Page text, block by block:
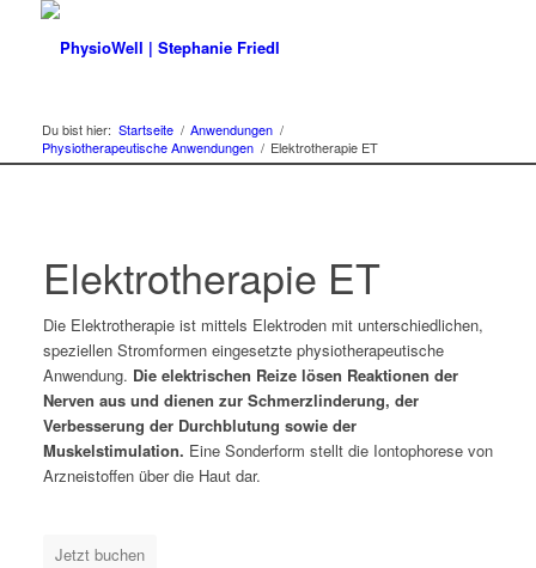
Du bist hier: Startseite / Anwendungen /
Physiotherapeutische Anwendungen / Elektrotherapie ET
Elektrotherapie ET
Die Elektrotherapie ist mittels Elektroden mit unterschiedlichen,
speziellen Stromformen eingesetzte physiotherapeutische
Anwendung. Die elektrischen Reize lösen Reaktionen der
Nerven aus und dienen zur Schmerzlinderung, der
Verbesserung der Durchblutung sowie der
Muskelstimulation. Eine Sonderform stellt die Iontophorese von
Arzneistoffen über die Haut dar.
Jetzt buchen